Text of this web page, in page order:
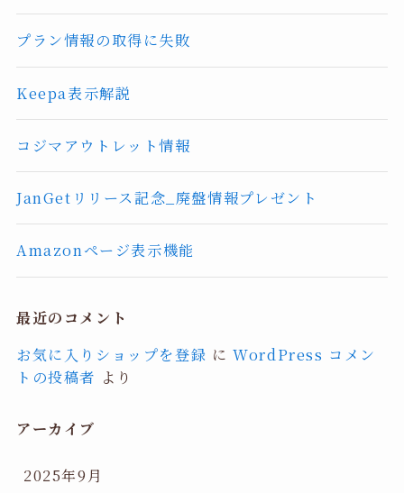
プラン情報の取得に失敗
Keepa表示解説
コジマアウトレット情報
JanGetリリース記念_廃盤情報プレゼント
Amazonページ表示機能
最近のコメント
お気に入りショップを登録 にWordPress コメン
トの投稿者 より
アーカイブ
2025年9月